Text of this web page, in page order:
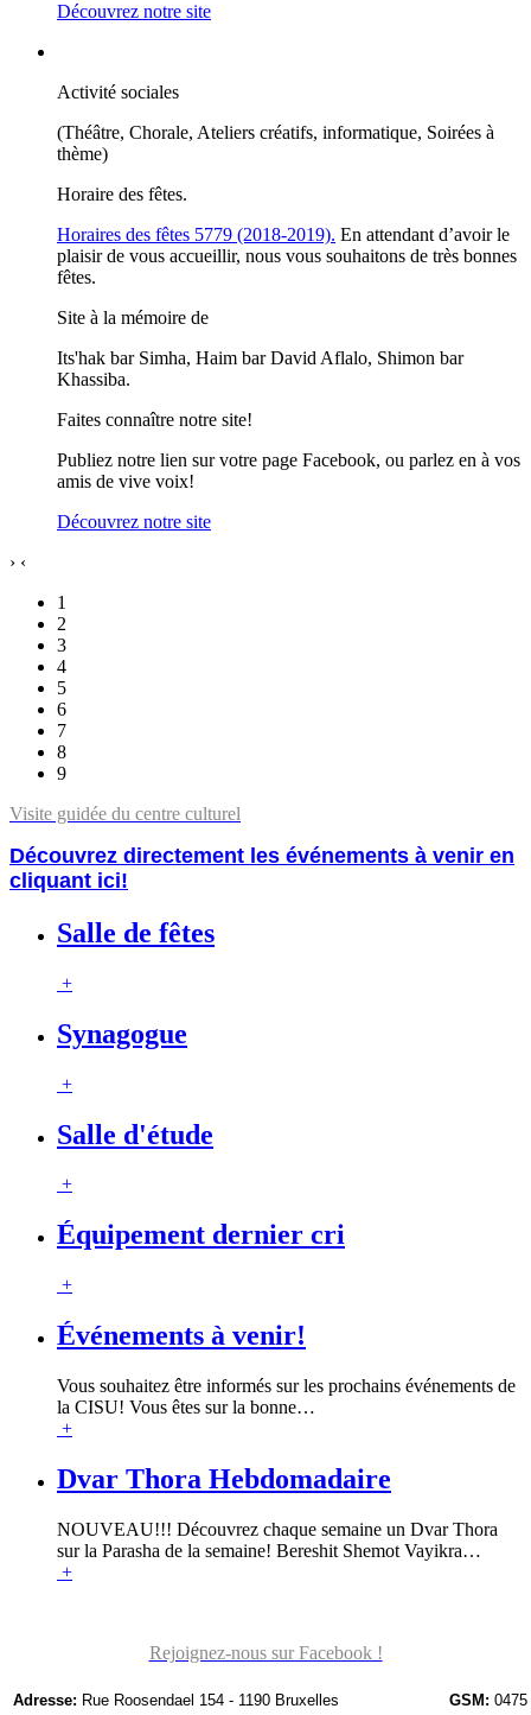
Découvrez notre site
Activité sociales
(Théâtre, Chorale, Ateliers créatifs, informatique, Soirées à
thème)
Horaire des fêtes.
Horaires des fêtes 5779 (2018-2019). En attendant d’avoir le
plaisir de vous accueillir, nous vous souhaitons de très bonnes
fêtes.
Site à la mémoire de
Its'hak bar Simha, Haim bar David Aflalo, Shimon bar
Khassiba.
Faites connaître notre site!
Publiez notre lien sur votre page Facebook, ou parlez en à vos
amis de vive voix!
Découvrez notre site
› ‹
1
2
3
4
5
6
7
8
9
Visite guidée du centre culturel
Découvrez directement les événements à venir en
cliquant ici!
Salle de fêtes
+
Synagogue
+
Salle d'étude
+
Équipement dernier cri
+
Événements à venir!
Vous souhaitez être informés sur les prochains événements de
la CISU! Vous êtes sur la bonne…
+
Dvar Thora Hebdomadaire
NOUVEAU!!! Découvrez chaque semaine un Dvar Thora
sur la Parasha de la semaine! Bereshit Shemot Vayikra…
+
Rejoignez-nous sur Facebook !
Adresse: Rue Roosendael 154 - 1190 Bruxelles GSM: